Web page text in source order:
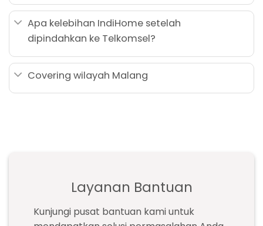
Apa kelebihan IndiHome setelah
dipindahkan ke Telkomsel?
Covering wilayah Malang
Layanan Bantuan
Kunjungi pusat bantuan kami untuk